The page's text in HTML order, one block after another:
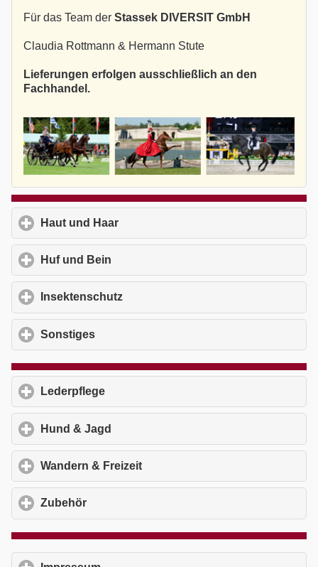
Für das Team der Stassek DIVERSIT GmbH
Claudia Rottmann & Hermann Stute
Lieferungen erfolgen ausschließlich an den
Fachhandel.
Haut und Haar
Huf und Bein
Insektenschutz
Sonstiges
Lederpflege
Hund & Jagd
Wandern & Freizeit
Zubehör